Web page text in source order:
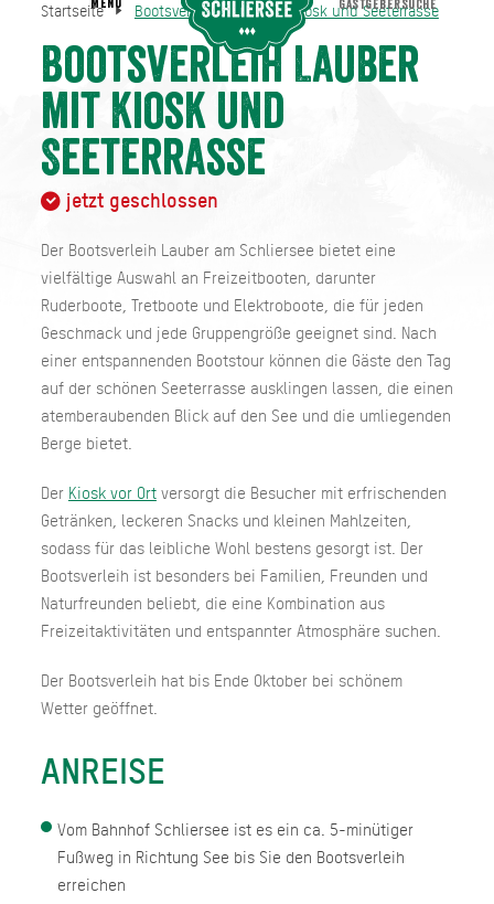
Startseite Bootsverleih Lauber mit Kiosk und Seeterrasse
Bootsverleih Lauber
mit Kiosk und
Seeterrasse
jetzt geschlossen
Der Bootsverleih Lauber am Schliersee bietet eine
vielfältige Auswahl an Freizeitbooten, darunter
Ruderboote, Tretboote und Elektroboote, die für jeden
Geschmack und jede Gruppengröße geeignet sind. Nach
einer entspannenden Bootstour können die Gäste den Tag
auf der schönen Seeterrasse ausklingen lassen, die einen
atemberaubenden Blick auf den See und die umliegenden
Berge bietet.
Der Kiosk vor Ortversorgt die Besucher mit erfrischenden
Getränken, leckeren Snacks und kleinen Mahlzeiten,
sodass für das leibliche Wohl bestens gesorgt ist. Der
Bootsverleih ist besonders bei Familien, Freunden und
Naturfreunden beliebt, die eine Kombination aus
Freizeitaktivitäten und entspannter Atmosphäre suchen.
Der Bootsverleih hat bis Ende Oktober bei schönem
Wetter geöffnet.
ANREISE
Vom Bahnhof Schliersee ist es ein ca. 5-minütiger
Fußweg in Richtung See bis Sie den Bootsverleih
erreichen
Startseite Bootsverleih Lauber mit Kiosk und Seeterrasse
MENU GASTGEBERSUCHE